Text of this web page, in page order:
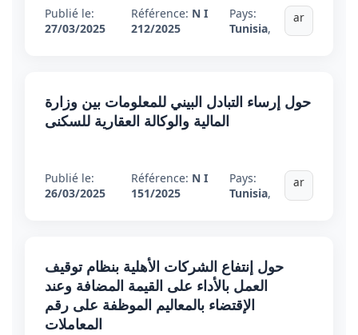
Publié le:
27/03/2025
Référence: N I
212/2025
Pays:
Tunisia,
ar
حول إرساء التبادل البيني للمعلومات بين وزارة
المالية والوكالة العقارية للسكنى
Publié le:
26/03/2025
Référence: N I
151/2025
Pays:
Tunisia,
ar
حول إنتفاع الشركات الأهلية بنظام توقيف
العمل بالأداء على القيمة المضافة وعند
الإقتضاء بالمعاليم الموظفة على رقم
المعاملات